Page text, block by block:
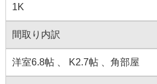
1K
間取り内訳
洋室6.8帖 、 K2.7帖 、角部屋